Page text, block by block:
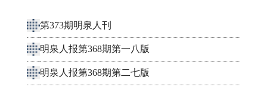
第373期明泉人刊
明泉人报第368期第一八版
明泉人报第368期第二七版